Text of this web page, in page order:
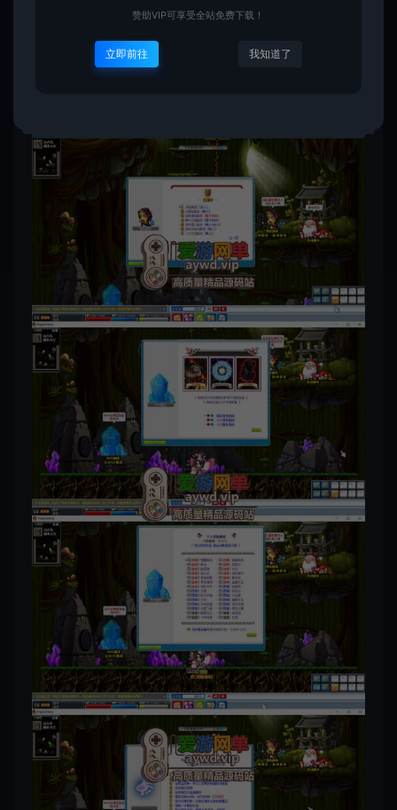
赞助VIP可享受全站免费下载！
立即前往 我知道了